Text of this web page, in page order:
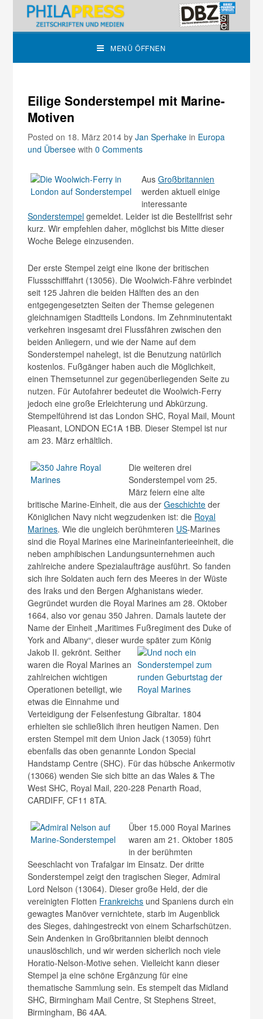
MENÜ ÖFFNEN
Eilige Sonderstempel mit Marine-
Motiven
Posted on 18. März 2014byJan Sperhake in Europa
und Übersee with0 Comments
AusGroßbritannien
werden aktuell einige
interessante
Sonderstempel gemeldet. Leider ist die Bestellfrist sehr
kurz. Wir empfehlen daher, möglichst bis Mitte dieser
Woche Belege einzusenden.
Der erste Stempel zeigt eine Ikone der britischen
Flussschifffahrt (13056). Die Woolwich-Fähre verbindet
seit 125 Jahren die beiden Hälften des an den
entgegengesetzten Seiten der Themse gelegenen
gleichnamigen Stadtteils Londons. Im Zehnminutentakt
verkehren insgesamt drei Flussfähren zwischen den
beiden Anliegern, und wie der Name auf dem
Sonderstempel nahelegt, ist die Benutzung natürlich
kostenlos. Fußgänger haben auch die Möglichkeit,
einen Themsetunnel zur gegenüberliegenden Seite zu
nutzen. Für Autofahrer bedeutet die Woolwich-Ferry
jedoch eine große Erleichterung und Abkürzung.
Stempelführend ist das London SHC, Royal Mail, Mount
Pleasant, LONDON EC1A 1BB. Dieser Stempel ist nur
am 23. März erhältlich.
Die weiteren drei
Sonderstempel vom 25.
März feiern eine alte
britische Marine-Einheit, die aus derGeschichte der
Königlichen Navy nicht wegzudenken ist: die Royal
Marines. Wie die ungleich berühmteren US-Marines
sind die Royal Marines eine Marineinfanterieeinheit, die
neben amphibischen Landungsunternehmen auch
zahlreiche andere Spezialaufträge ausführt. So fanden
sich ihre Soldaten auch fern des Meeres in der Wüste
des Iraks und den Bergen Afghanistans wieder.
Gegründet wurden die Royal Marines am 28. Oktober
1664, also vor genau 350 Jahren. Damals lautete der
Name der Einheit „Maritimes Fußregiment des Duke of
York and Albany“, dieser wurde später zum König
Jakob II. gekrönt.Seither
waren die Royal Marines an
zahlreichen wichtigen
Operationen beteiligt, wie
etwas die Einnahme und
Verteidigung der Felsenfestung Gibraltar. 1804
erhielten sie schließlich ihren heutigen Namen. Den
ersten Stempel mit dem Union Jack (13059) führt
ebenfalls das oben genannte London Special
Handstamp Centre (SHC). Für das hübsche Ankermotiv
(13066) wenden Sie sich bitte an das Wales & The
West SHC, Royal Mail, 220-228 Penarth Road,
CARDIFF, CF11 8TA.
Über 15.000 Royal Marines
waren am 21. Oktober 1805
in der berühmten
Seeschlacht von Trafalgar im Einsatz. Der dritte
Sonderstempel zeigt den tragischen Sieger, Admiral
Lord Nelson (13064). Dieser große Held, der die
vereinigten Flotten Frankreichs und Spaniens durch ein
gewagtes Manöver vernichtete, starb im Augenblick
des Sieges, dahingestreckt von einem Scharfschützen.
Sein Andenken in Großbritannien bleibt dennoch
unauslöschlich, und wir werden sicherlich noch viele
Horatio-Nelson-Motive sehen. Vielleicht kann dieser
Stempel ja eine schöne Ergänzung für eine
thematische Sammlung sein. Es stempelt das Midland
SHC, Birmingham Mail Centre, St Stephens Street,
Birmingham, B6 4AA.